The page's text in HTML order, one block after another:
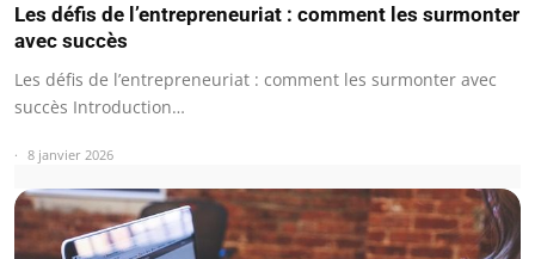
Les défis de l’entrepreneuriat : comment les surmonter
avec succès
Les défis de l’entrepreneuriat : comment les surmonter avec
succès Introduction…
8 janvier 2026